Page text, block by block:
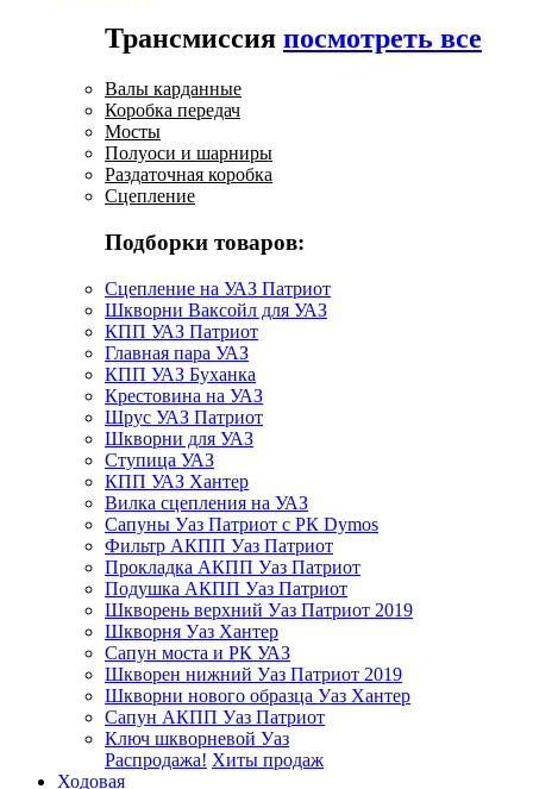
Трансмиссия посмотреть все
Валы карданные
Коробка передач
Мосты
Полуоси и шарниры
Раздаточная коробка
Сцепление
Подборки товаров:
Сцепление на УАЗ Патриот
Шкворни Ваксойл для УАЗ
КПП УАЗ Патриот
Главная пара УАЗ
КПП УАЗ Буханка
Крестовина на УАЗ
Шрус УАЗ Патриот
Шкворни для УАЗ
Ступица УАЗ
КПП УАЗ Хантер
Вилка сцепления на УАЗ
Сапуны Уаз Патриот с РК Dymos
Фильтр АКПП Уаз Патриот
Прокладка АКПП Уаз Патриот
Подушка АКПП Уаз Патриот
Шкворень верхний Уаз Патриот 2019
Шкворня Уаз Хантер
Сапун моста и РК УАЗ
Шкворен нижний Уаз Патриот 2019
Шкворни нового образца Уаз Хантер
Сапун АКПП Уаз Патриот
Ключ шкворневой Уаз
Распродажа! Хиты продаж
Ходовая